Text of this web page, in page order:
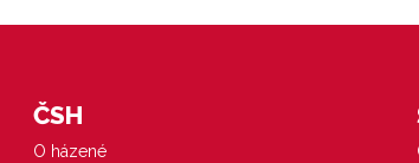
ČSH
O házené